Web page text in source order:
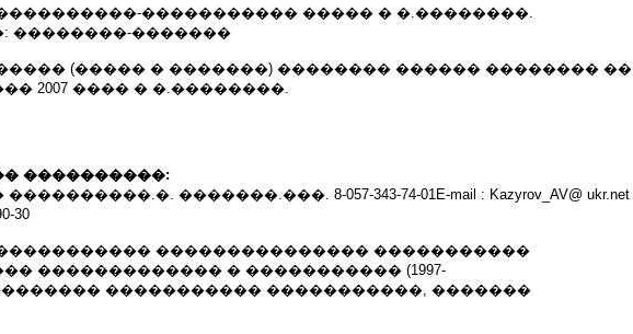
����������-����������� ����� � �.��������.
��������-�������
(����� � �������) �������� ������ �������� ��
2007 ���� � �.��������.
����������:
�������.���. 8-057-343-74-01E-mail : Kazyrov_AV@ ukr.net
30
��������������� �����������
������������� � ����������� (1997-
����������� �����������, �������